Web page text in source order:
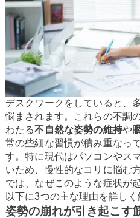
デスクワークをしていると、
悩まされます。これらの不調
わたる不自然な姿勢の維持や
常の些細な習慣が積み重なっ
す。特に現代はパソコンやス
いため、慢性的なコリに悩む
では、なぜこのような症状が
以下に3つの主な理由を詳しく
姿勢の崩れが引き起こす